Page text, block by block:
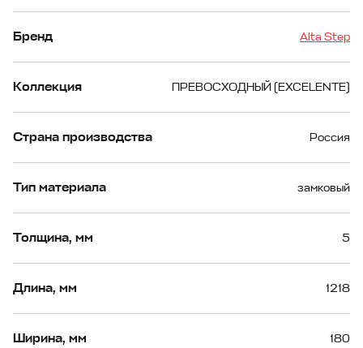
Бренд Alta Step
Коллекция ПРЕВОСХОДНЫЙ (EXCELENTE)
Страна производства Россия
Тип материала замковый
Толщина, мм 5
Длина, мм 1218
Ширина, мм 180